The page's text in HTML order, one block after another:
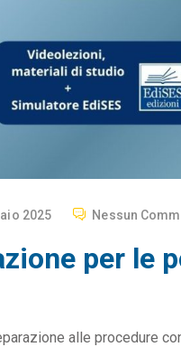
2025 Nessun
per le
alle procedure